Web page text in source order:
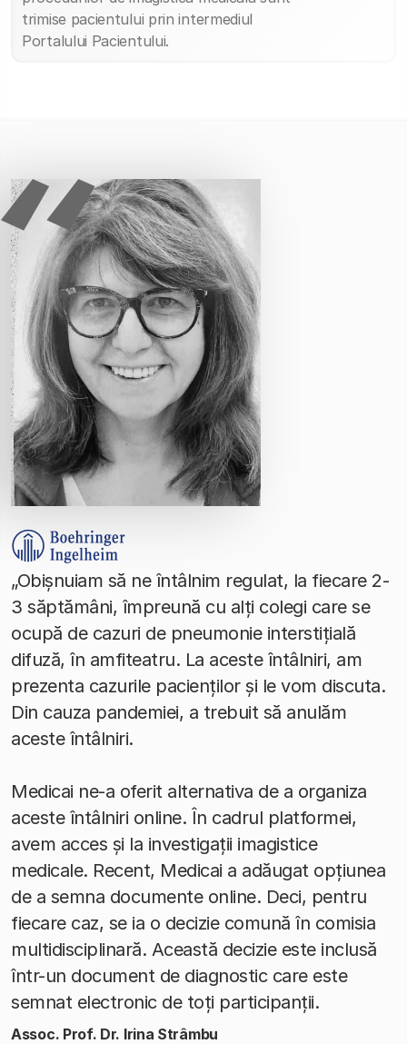
trimise pacientului prin intermediul
Portalului Pacientului.
„Obișnuiam să ne întâlnim regulat, la fiecare 2-
3 săptămâni, împreună cu alți colegi care se
ocupă de cazuri de pneumonie interstițială
difuză, în amfiteatru. La aceste întâlniri, am
prezenta cazurile pacienților și le vom discuta.
Din cauza pandemiei, a trebuit să anulăm
aceste întâlniri.
Medicai ne-a oferit alternativa de a organiza
aceste întâlniri online. În cadrul platformei,
avem acces și la investigații imagistice
medicale. Recent, Medicai a adăugat opțiunea
de a semna documente online. Deci, pentru
fiecare caz, se ia o decizie comună în comisia
multidisciplinară. Această decizie este inclusă
într-un document de diagnostic care este
semnat electronic de toți participanții.
Assoc. Prof. Dr. Irina Strâmbu